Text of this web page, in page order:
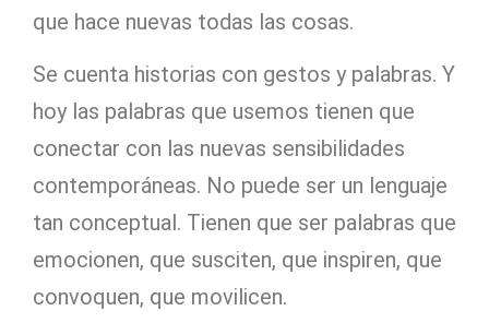
que hace nuevas todas las cosas.
Se cuenta historias con gestos y palabras. Y
hoy las palabras que usemos tienen que
conectar con las nuevas sensibilidades
contemporáneas. No puede ser un lenguaje
tan conceptual. Tienen que ser palabras que
emocionen, que susciten, que inspiren, que
convoquen, que movilicen.